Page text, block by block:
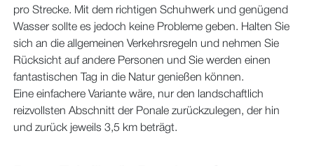
pro Strecke. Mit dem richtigen Schuhwerk und genügend
Wasser sollte es jedoch keine Probleme geben. Halten Sie
sich an die allgemeinen Verkehrsregeln und nehmen Sie
Rücksicht auf andere Personen und Sie werden einen
fantastischen Tag in die Natur genießen können.
Eine einfachere Variante wäre, nur den landschaftlich
reizvollsten Abschnitt der Ponale zurückzulegen, der hin
und zurück jeweils 3,5 km beträgt.